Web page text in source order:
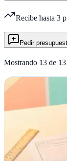
Recibe hasta 3
Pedir
Mostrando 13 de 13
Engroc Web
Altafulla,
Agencia de